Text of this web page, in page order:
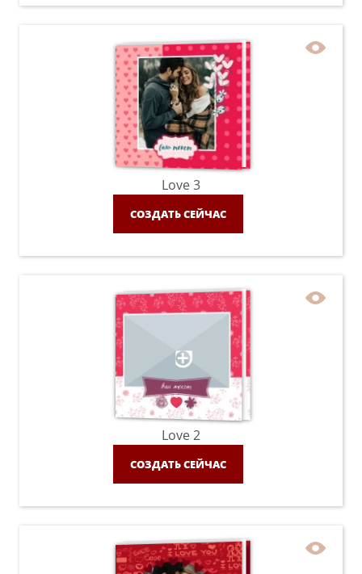
Love 3
СОЗДАТЬ СЕЙЧАС
Love 2
СОЗДАТЬ СЕЙЧАС